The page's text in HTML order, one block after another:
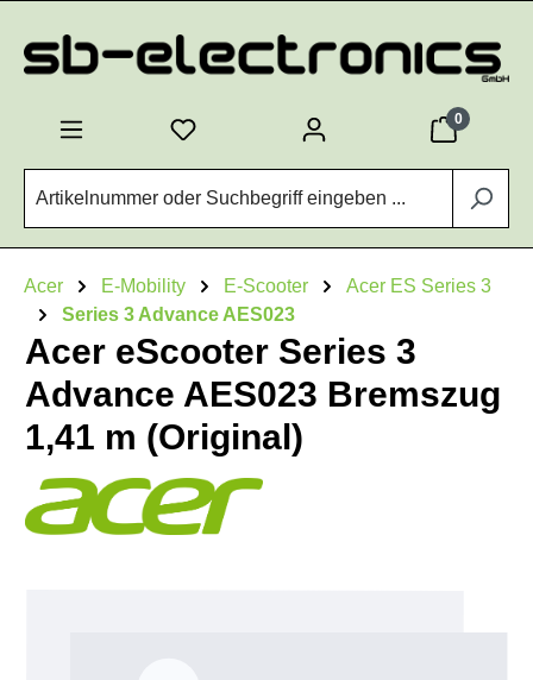
0
Acer E-Mobility E-Scooter
Acer ES Series 3
Series 3 Advance AES023
Acer eScooter Series 3
Advance AES023 Bremszug
1,41 m (Original)